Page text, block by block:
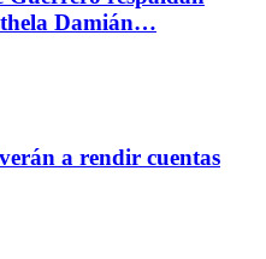
Damián…
a rendir cuentas